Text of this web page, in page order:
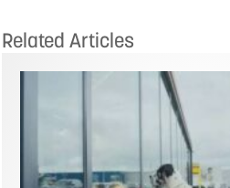
Related Articles